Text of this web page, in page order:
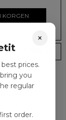
KORGEN
EURO 4
×
prices.
you
regular
order.